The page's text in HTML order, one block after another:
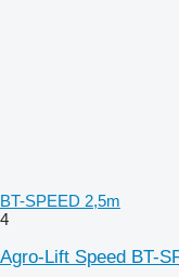
BT-SPEED 2,5m
4
Agro-Lift Speed BT-